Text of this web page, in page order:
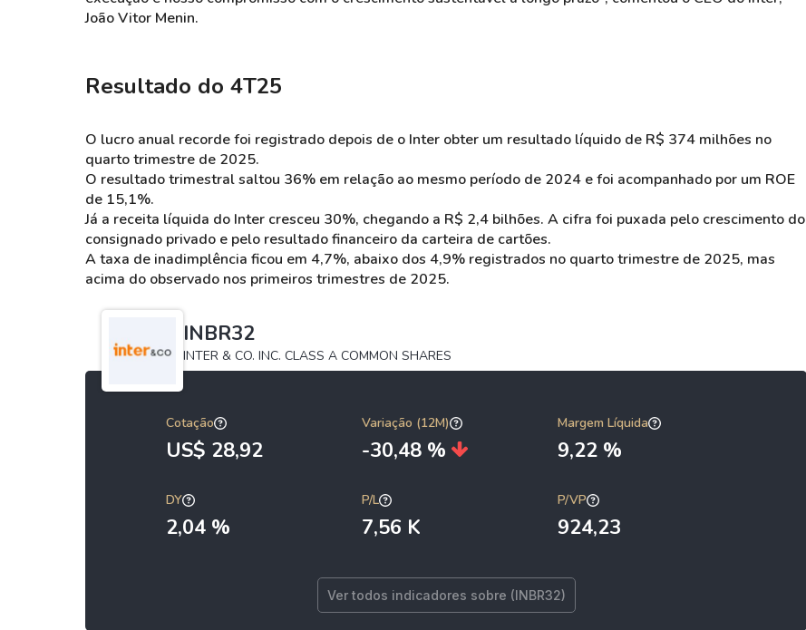
João Vitor Menin.
Resultado do 4T25
O lucro anual recorde foi registrado depois de o Inter obter um resultado líquido de R$ 374 milhões no
quarto trimestre de 2025.
O resultado trimestral saltou 36% em relação ao mesmo período de 2024 e foi acompanhado por um ROE
de 15,1%.
Já a receita líquida do Inter cresceu 30%, chegando a R$ 2,4 bilhões. A cifra foi puxada pelo crescimento do
consignado privado e pelo resultado financeiro da carteira de cartões.
A taxa de inadimplência ficou em 4,7%, abaixo dos 4,9% registrados no quarto trimestre de 2025, mas
acima do observado nos primeiros trimestres de 2025.
INBR32
INTER & CO. INC. CLASS A COMMON SHARES
Cotação
US$ 28,92
Variação (12M)
-30,48 %
Margem Líquida
9,22 %
DY
2,04 %
P/L
7,56 K
P/VP
924,23
Ver todos indicadores sobre (INBR32)